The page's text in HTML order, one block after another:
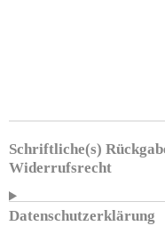
Schriftliche(s)
Widerrufsrecht
Datenschutzerklärung